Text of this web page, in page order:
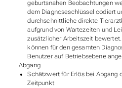
geburtsnahen Beobachtungen
dem Diagnoseschlüssel codiert
durchschnittliche direkte
aufgrund von Wartezeiten und
zusätzlicher Arbeitszeit
können für den gesamten
Benutzer auf Betriebsebene
Abgang
Schätzwert für Erlös bei Abgang
Zeitpunkt